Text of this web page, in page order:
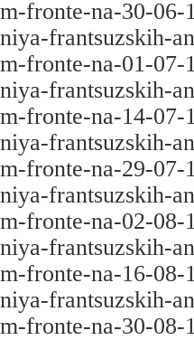
fronte-na-30-06-
frantsuzskih-
fronte-na-01-07-
frantsuzskih-
fronte-na-14-07-
frantsuzskih-
fronte-na-29-07-
frantsuzskih-
fronte-na-02-08-
frantsuzskih-
fronte-na-16-08-
frantsuzskih-
fronte-na-30-08-